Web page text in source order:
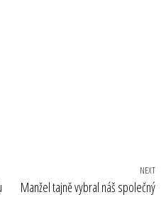
NEXT
Manžel tajně vybral náš společný